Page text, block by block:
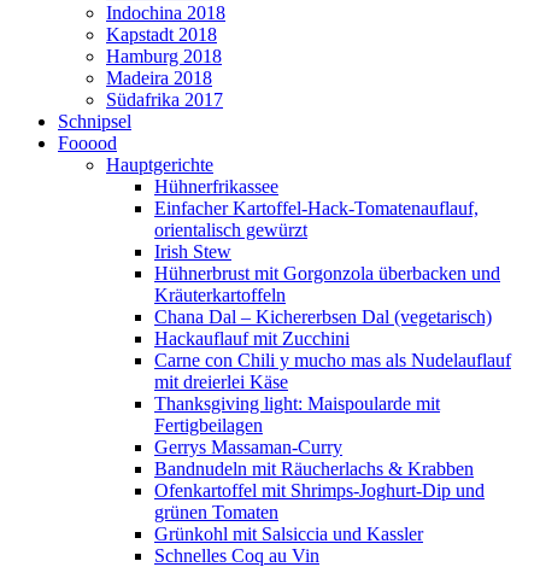
Indochina 2018
Kapstadt 2018
Hamburg 2018
Madeira 2018
Südafrika 2017
Schnipsel
Fooood
Hauptgerichte
Hühnerfrikassee
Einfacher Kartoffel-Hack-Tomatenauflauf,
orientalisch gewürzt
Irish Stew
Hühnerbrust mit Gorgonzola überbacken und
Kräuterkartoffeln
Chana Dal – Kichererbsen Dal (vegetarisch)
Hackauflauf mit Zucchini
Carne con Chili y mucho mas als Nudelauflauf
mit dreierlei Käse
Thanksgiving light: Maispoularde mit
Fertigbeilagen
Gerrys Massaman-Curry
Bandnudeln mit Räucherlachs & Krabben
Ofenkartoffel mit Shrimps-Joghurt-Dip und
grünen Tomaten
Grünkohl mit Salsiccia und Kassler
Schnelles Coq au Vin